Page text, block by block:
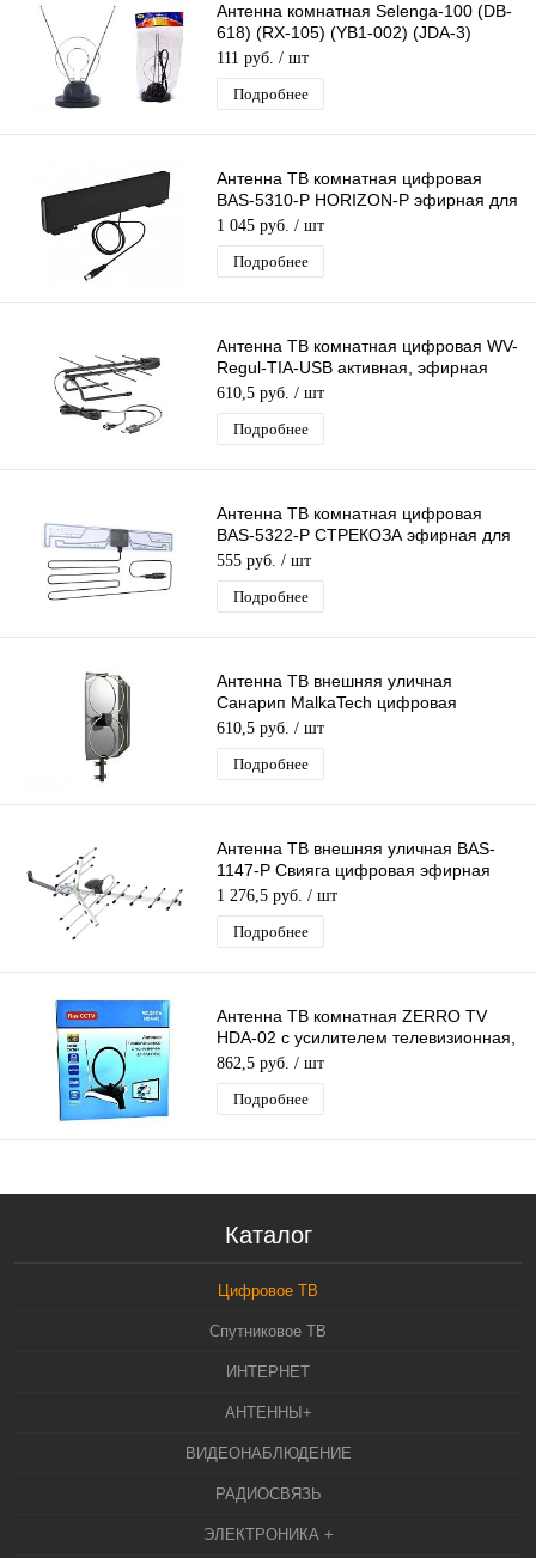
Антенна комнатная Selenga-100 (DB-
618) (RX-105) (YB1-002) (JDA-3)
пассивная
111 руб. / шт
Подробнее
Антенна ТВ комнатная цифровая
BAS-5310-P HORIZON-P эфирная для
бесплатного DVB-T2 телевидения
Рэмо
1 045 руб. / шт
Подробнее
Антенна ТВ комнатная цифровая WV-
Regul-ТIA-USB активная, эфирная
для DVB-T2 телевидения
610,5 руб. / шт
Подробнее
Антенна ТВ комнатная цифровая
BAS-5322-P СТРЕКОЗА эфирная для
DVB-T2 телевидения Рэмо
555 руб. / шт
Подробнее
Антенна ТВ внешняя уличная
Санарип MalkaTech цифровая
эфирная для DVB-T2 ТВ наружная
610,5 руб. / шт
Подробнее
Антенна ТВ внешняя уличная BAS-
1147-Р Свияга цифровая эфирная
для DVB-T2 телевидения наружная
Рэмо
1 276,5 руб. / шт
Подробнее
Антенна ТВ комнатная ZERRO TV
HDA-02 с усилителем телевизионная,
активная, для дома. для дачи
862,5 руб. / шт
Подробнее
Каталог
Цифровое ТВ
Спутниковое ТВ
ИНТЕРНЕТ
АНТЕННЫ+
ВИДЕОНАБЛЮДЕНИЕ
РАДИОСВЯЗЬ
ЭЛЕКТРОНИКА +